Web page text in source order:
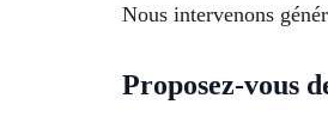
Nous intervenons
Proposez-vous